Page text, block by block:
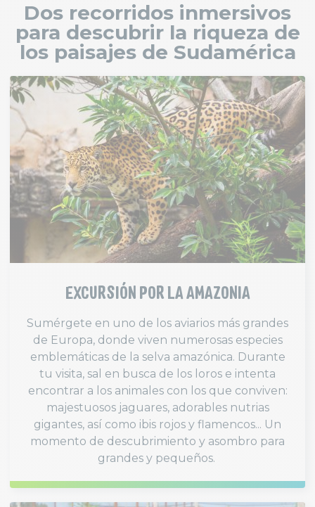
Dos recorridos inmersivos
para descubrir la riqueza de
los paisajes de Sudamérica
EXCURSIÓN POR LA AMAZONIA
Sumérgete en uno de los aviarios más grandes
de Europa, donde viven numerosas especies
emblemáticas de la selva amazónica. Durante
tu visita, sal en busca de los loros e intenta
encontrar a los animales con los que conviven:
majestuosos jaguares, adorables nutrias
gigantes, así como ibis rojos y flamencos... Un
momento de descubrimiento y asombro para
grandes y pequeños.